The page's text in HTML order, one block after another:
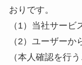
おりです。
（1）当社サービ
（2）ユーザー
（本人確認を行